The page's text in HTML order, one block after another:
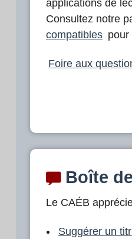
r
C
A
applications de
Consultez notre
compatibles pour
Foire aux
Boîte
Le CAÉB
Suggérer un